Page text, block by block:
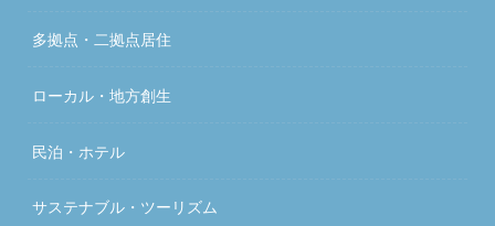
多拠点・二拠点居住
ローカル・地方創生
民泊・ホテル
サステナブル・ツーリズム